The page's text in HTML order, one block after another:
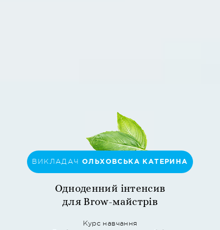
ВИКЛАДАЧ ОЛЬХОВСЬКА КАТЕРИНА
Одноденний інтенсив
для Brow-майстрів
Курс навчання